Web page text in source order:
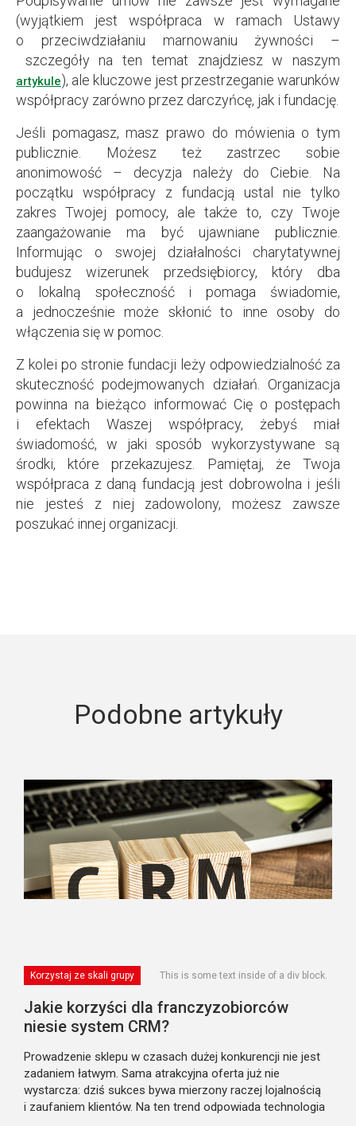
(wyjątkiem jest współpraca w ramach Ustawy
o przeciwdziałaniu marnowaniu żywności –
szczegóły na ten temat znajdziesz w naszym
artykule), ale kluczowe jest przestrzeganie warunków
współpracy zarówno przez darczyńcę, jak i fundację.
Jeśli pomagasz, masz prawo do mówienia o tym
publicznie. Możesz też zastrzec sobie
anonimowość – decyzja należy do Ciebie. Na
początku współpracy z fundacją ustal nie tylko
zakres Twojej pomocy, ale także to, czy Twoje
zaangażowanie ma być ujawniane publicznie.
Informując o swojej działalności charytatywnej
budujesz wizerunek przedsiębiorcy, który dba
o lokalną społeczność i pomaga świadomie,
a jednocześnie może skłonić to inne osoby do
włączenia się w pomoc.
Z kolei po stronie fundacji leży odpowiedzialność za
skuteczność podejmowanych działań. Organizacja
powinna na bieżąco informować Cię o postępach
i efektach Waszej współpracy, żebyś miał
świadomość, w jaki sposób wykorzystywane są
środki, które przekazujesz. Pamiętaj, że Twoja
współpraca z daną fundacją jest dobrowolna i jeśli
nie jesteś z niej zadowolony, możesz zawsze
poszukać innej organizacji.
Podobne artykuły
Korzystaj ze skali grupy This is some text inside of a div block.
Jakie korzyści dla franczyzobiorców
niesie system CRM?
Prowadzenie sklepu w czasach dużej konkurencji nie jest
zadaniem łatwym. Sama atrakcyjna oferta już nie
wystarcza: dziś sukces bywa mierzony raczej lojalnością
i zaufaniem klientów. Na ten trend odpowiada technologia